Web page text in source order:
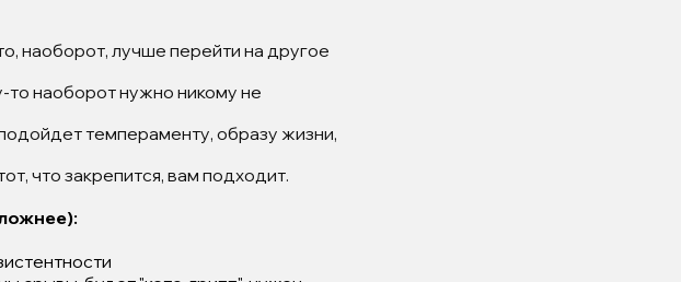
наоборот, лучше перейти на другое
то наоборот нужно никому не
темпераменту, образу жизни,
что закрепится, вам подходит.